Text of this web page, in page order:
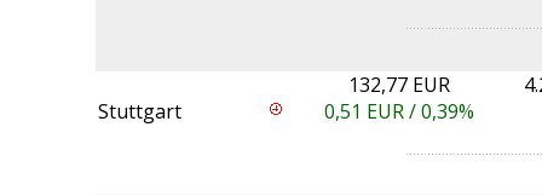
Stuttgart
132,77 EUR
0,51 EUR /0,39%